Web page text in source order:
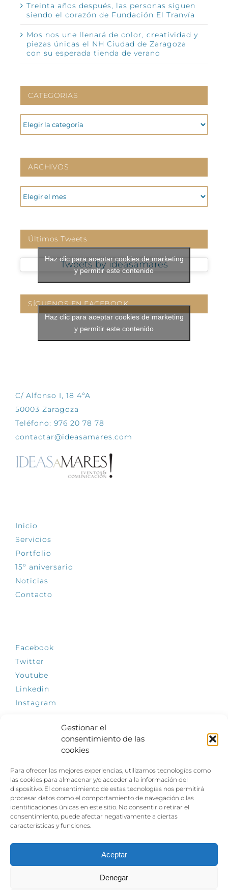
Gestionar el
consentimiento de las
cookies
Para ofrecer las mejores experiencias, utilizamos tecnologías como
las cookies para almacenar y/o acceder a la información del
dispositivo. El consentimiento de estas tecnologías nos permitirá
procesar datos como el comportamiento de navegación o las
identificaciones únicas en este sitio. No consentir o retirar el
consentimiento, puede afectar negativamente a ciertas
características y funciones.
Aceptar
Denegar
Treinta años después, las personas siguen
siendo el corazón de Fundación El Tranvía
Mos nos une llenará de color, creatividad y
piezas únicas el NH Ciudad de Zaragoza
con su esperada tienda de verano
CATEGORIAS
CATEGORIAS
ARCHIVOS
ARCHIVOS
Últimos Tweets
Tweets by ideasamares
Haz clic para aceptar cookies de marketing
y permitir este contenido
SÍGUENOS EN FACEBOOK
Haz clic para aceptar cookies de marketing
y permitir este contenido
C/ Alfonso I, 18 4ºA
50003 Zaragoza
Teléfono: 976 20 78 78
contactar@ideasamares.com
Inicio
Servicios
Portfolio
15º aniversario
Noticias
Contacto
Facebook
Twitter
Youtube
Linkedin
Instagram
El empleo, la gran llave para una vida
independiente: Fundación Dfa reclama un
impulso decidido a la inclusión laboral de las
personas con discapacidad
Clown, circo y magia: el Jardín de las Artes
de julio con su segundo “Festival